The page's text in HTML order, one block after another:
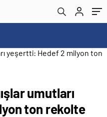
umutları
ton rekolte